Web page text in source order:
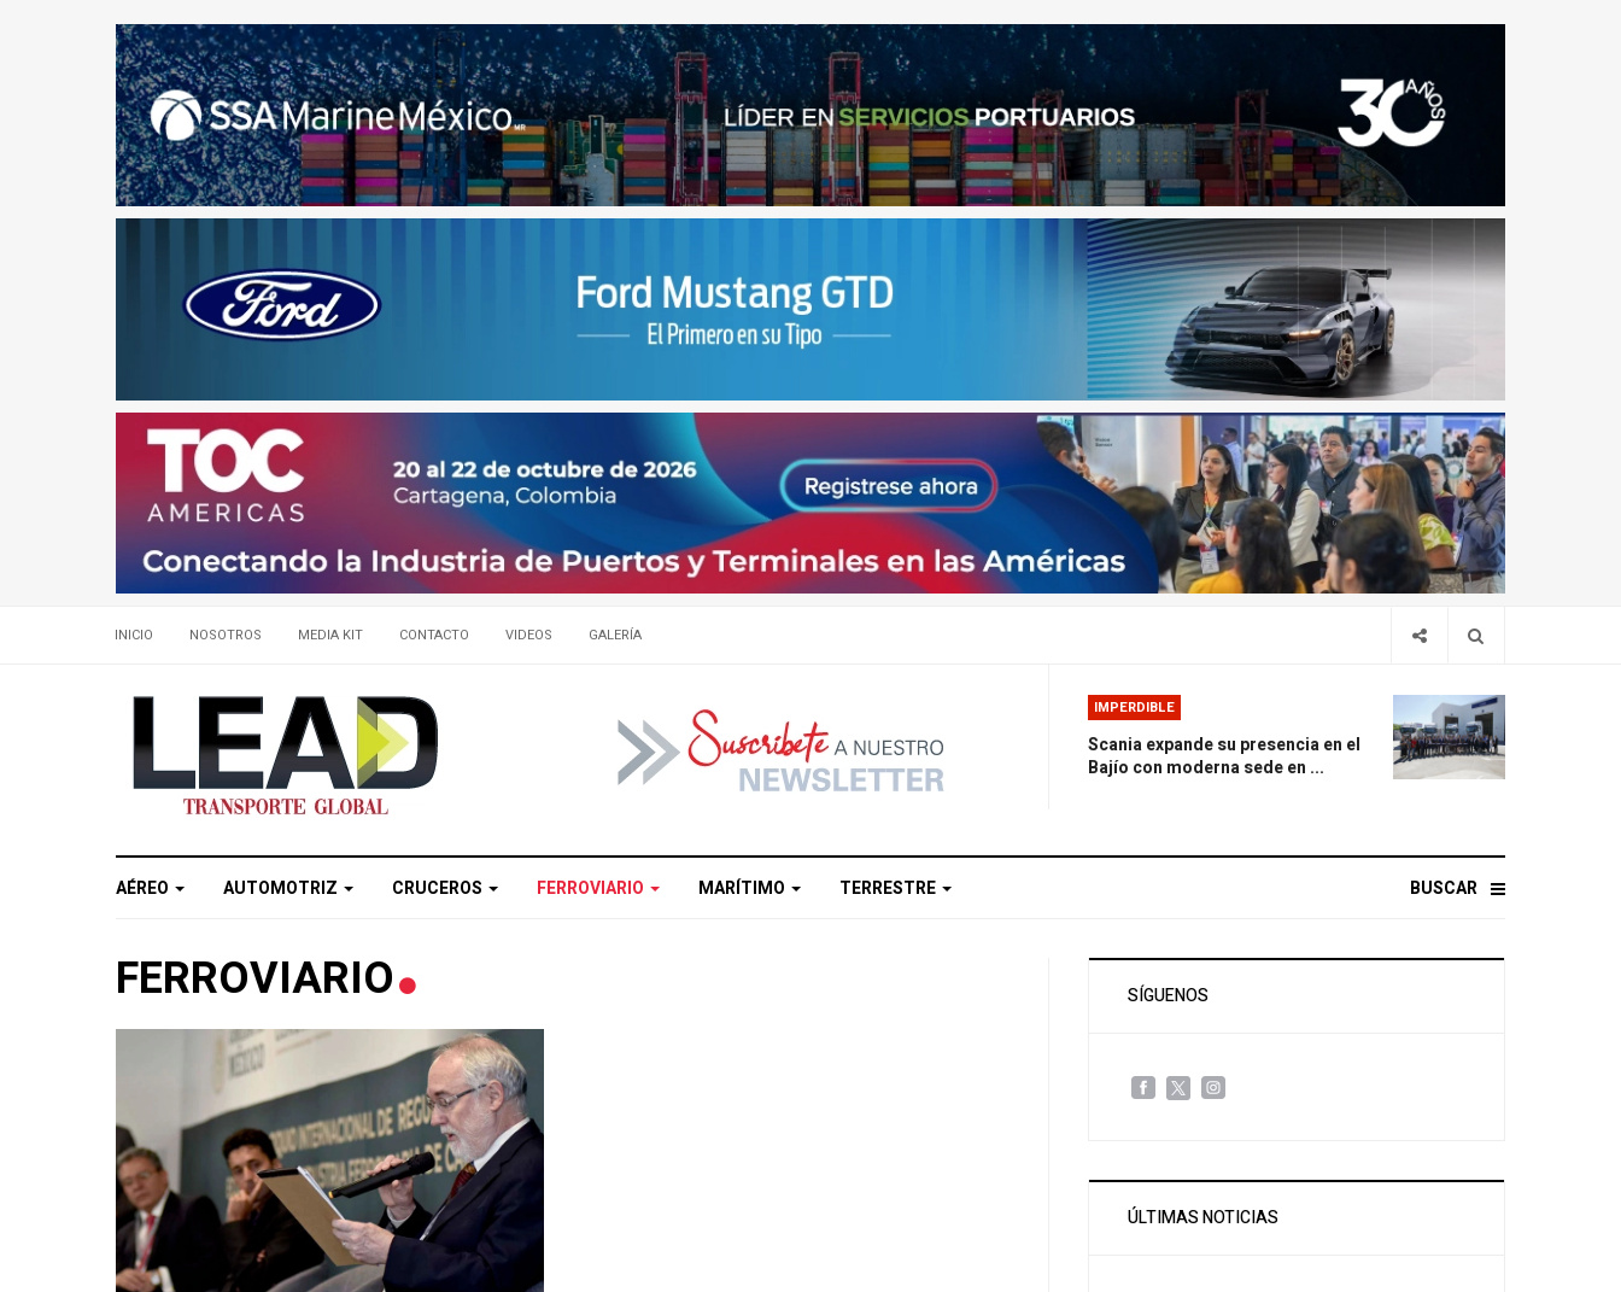
INICIO NOSOTROS MEDIA KIT CONTACTO VIDEOS GALERÍA
IMPERDIBLE
Scania expande su presencia en el
Bajío con moderna sede en ...
AÉREO AUTOMOTRIZ CRUCEROS FERROVIARIO MARÍTIMO TERRESTRE BUSCAR
FERROVIARIO SÍGUENOS
ÚLTIMAS NOTICIAS